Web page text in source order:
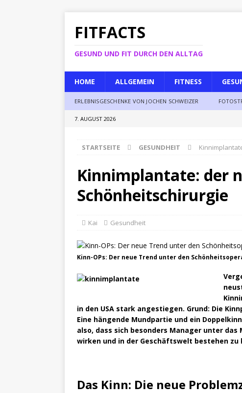
FITFACTS
GESUND UND FIT DURCH DEN ALLTAG
HOME ALLGEMEIN FITNESS
ERLEBNISGESCHENKE VON JOCHEN SCHWEIZER
7. AUGUST 2026
STARTSEITE GESUNDHEIT
Kinnimplantate: der
Schönheitschirurgie
Kai Gesundheit
Kinn-OPs: Der neue Trend unter den
in den USA stark angestiegen. Grund: Die
Eine hängende Mundpartie und ein
also, dass sich besonders Manager unter
wirken und in der Geschäftswelt bestehen zu
Das Kinn: Die neue